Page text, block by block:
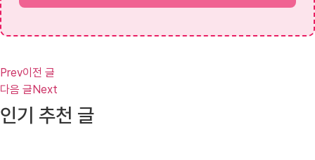
Prev이전 글
다음 글 Next
인기 추천 글